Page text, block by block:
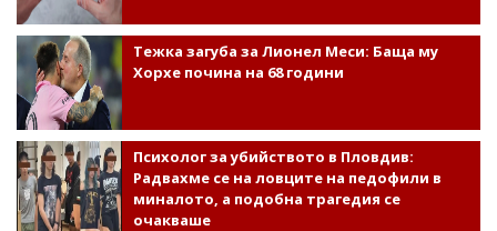
Тежка загуба за Лионел Меси: Баща му
Хорхе почина на 68 години
Психолог за убийството в Пловдив:
Радвахме се на ловците на педофили в
миналото, а подобна трагедия се
очакваше